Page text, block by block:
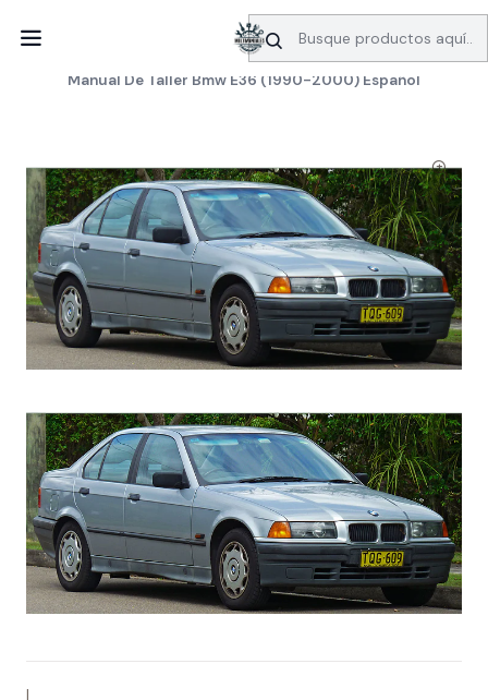
SERVICIO DE BÚSQUEDA DE INFORMACIÓN AUTOMOTRIZ
Manuales de taller BMW
Manual De Taller Bmw E36 (1990-2000) Español
|